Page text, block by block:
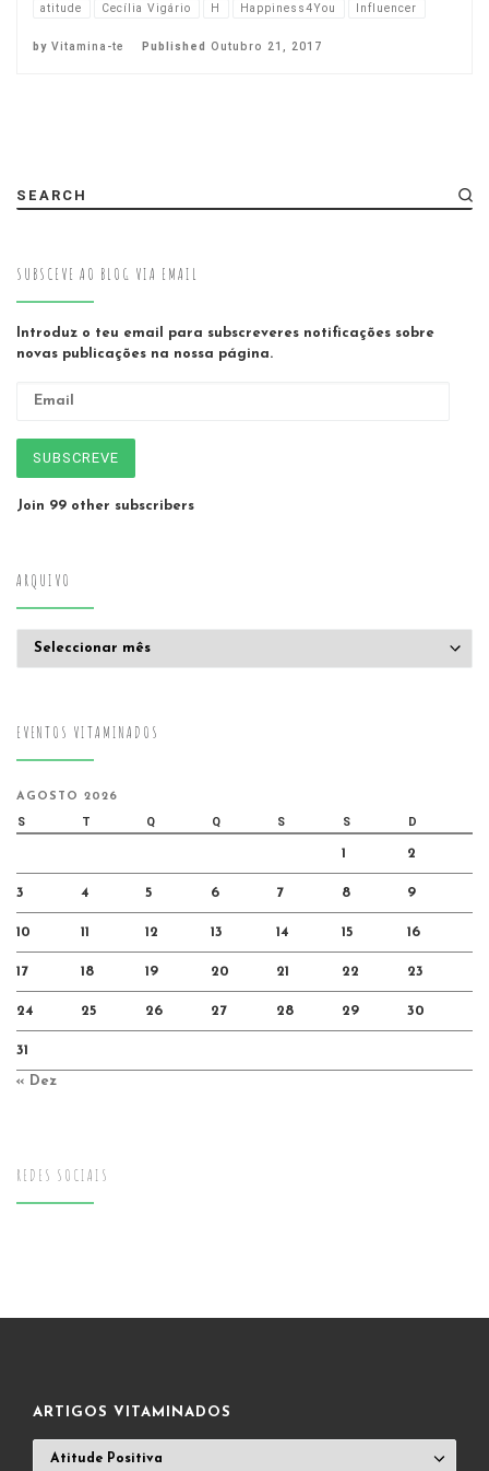
atitude Cecília Vigário H Happiness4You Influencer
by Vitamina-te Published Outubro 21, 2017
SEARCH
SUBSCEVE AO BLOG VIA EMAIL
Introduz o teu email para subscreveres notificações sobre
novas publicações na nossa página.
SUBSCREVE
Join 99 other subscribers
ARQUIVO
EVENTOS VITAMINADOS
AGOSTO 2026
S T Q Q S S D
1 2
3 4 5 6 7 8 9
10 11 12 13 14 15 16
17 18 19 20 21 22 23
24 25 26 27 28 29 30
31
« Dez
REDES SOCIAIS
ARTIGOS VITAMINADOS
VITAMINADOS